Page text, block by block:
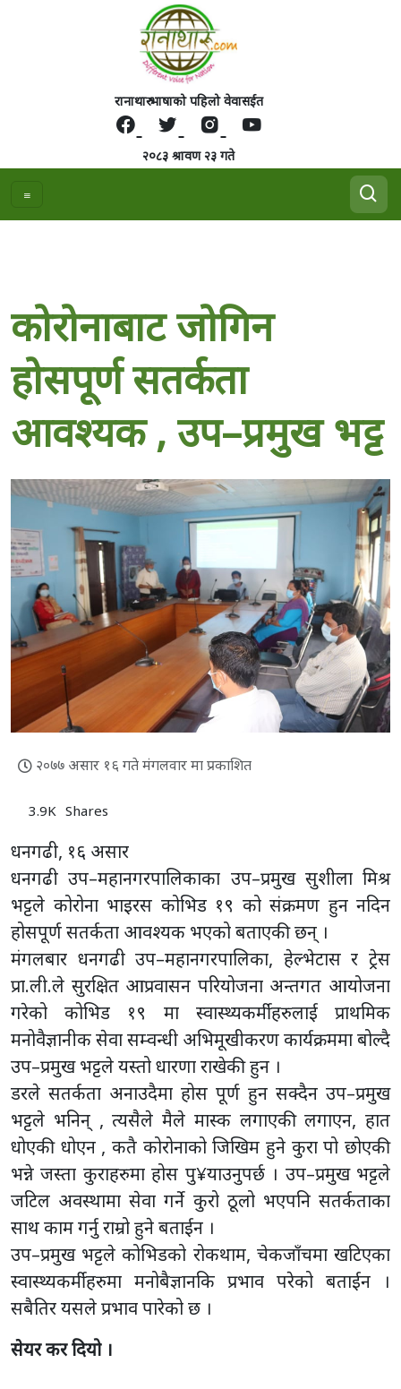
रानाथारु भाषाको पहिलो वेवासईत
२०८३ श्रावण २३ गते
कोरोनाबाट जोगिन
होसपूर्ण सतर्कता
आवश्यक , उप–प्रमुख भट्ट
२०७७ असार १६ गते मंगलवार मा प्रकाशित
3.9K Shares
धनगढी, १६ असार
धनगढी उप–महानगरपालिकाका उप–प्रमुख सुशीला मिश्र
भट्टले कोरोना भाइरस कोभिड १९ को संक्रमण हुन नदिन
होसपूर्ण सतर्कता आवश्यक भएको बताएकी छन् ।
मंगलबार धनगढी उप–महानगरपालिका, हेल्भेटास र ट्रेस
प्रा.ली.ले सुरक्षित आप्रवासन परियोजना अन्तगत आयोजना
गरेको कोभिड १९ मा स्वास्थ्यकर्मीहरुलाई प्राथमिक
मनोवैज्ञानीक सेवा सम्वन्धी अभिमूखीकरण कार्यक्रममा बोल्दै
उप–प्रमुख भट्टले यस्तो धारणा राखेकी हुन ।
डरले सतर्कता अनाउदैमा होस पूर्ण हुन सक्दैन उप–प्रमुख
भट्टले भनिन् , त्यसैले मैले मास्क लगाएकी लगाएन, हात
धोएकी धोएन , कतै कोरोनाको जिखिम हुने कुरा पो छोएकी
भन्ने जस्ता कुराहरुमा होस पु¥याउनुपर्छ । उप–प्रमुख भट्टले
जटिल अवस्थामा सेवा गर्ने कुरो ठूलो भएपनि सतर्कताका
साथ काम गर्नु राम्रो हुने बताईन ।
उप–प्रमुख भट्टले कोभिडको रोकथाम, चेकजाँचमा खटिएका
स्वास्थ्यकर्मीहरुमा मनोबैज्ञानकि प्रभाव परेको बताईन ।
सबैतिर यसले प्रभाव पारेको छ ।
सेयर कर दियो ।